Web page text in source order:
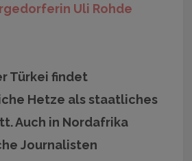
Uli Rohde
Türkei findet
Hetze als staatliches
Auch in Nordafrika
Journalisten